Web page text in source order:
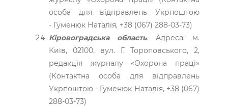
особа для відправлень Укрпоштою
- Гуменюк Наталія, +38 (067) 288-03-73)
Кіровоградська область.Адреса: м.
Київ, 02100, вул. Г. Тороповського, 2,
редакція журналу «Охорона праці»
(Контактна особа для відправлень
Укрпоштою - Гуменюк Наталія, +38 (067)
288-03-73)